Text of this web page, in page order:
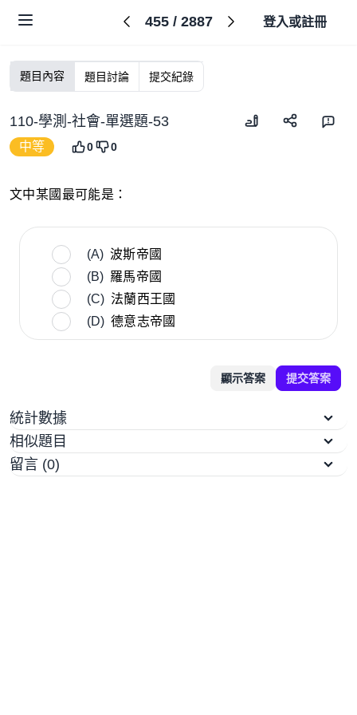
455/ 2887 登入或註冊
題目內容 題目討論 提交紀錄
110-學測-社會-單選題-53
中等 0 0
文中某國最可能是：
(A) 波斯帝國
(B) 羅馬帝國
(C) 法蘭西王國
(D) 德意志帝國
顯示答案 提交答案
統計數據
相似題目
留言 (0)